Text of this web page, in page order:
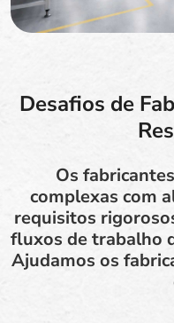
Desafios de
Os
complexas com
requisitos
fluxos de trabalho
Ajudamos os